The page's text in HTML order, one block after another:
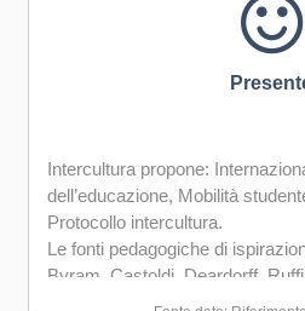
Intercultura propone:
dell’educazione, Mobilità
Protocollo intercultura.
Le fonti pedagogiche di
Byram, Castoldi, Deardorff,
OCSE Pisa, Unesco, Unione